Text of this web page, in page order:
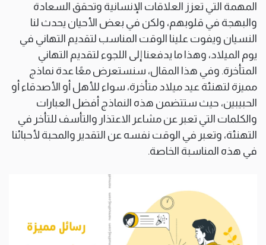
المهمة التي تعزز العلاقات الإنسانية وتحقق السعادة
والبهجة في قلوبهم، ولكن في بعض الأحيان يحدث لنا
النسيان ويفوت علينا الوقت المناسب لتقديم التهاني في
يوم الميلاد، وهذا ما يدفعنا إلى اللجوء لتقديم التهاني
المتأخرة. وفي هذا المقال، سنستعرض معًا عدة نماذج
مميزة لتهنئة عيد ميلاد متأخرة، سواء للأهل أو الأصدقاء أو
الحبيبين، حيث ستتضمن هذه النماذج أفضل العبارات
والكلمات التي تعبر عن مشاعر الاعتذار والتأسف للتأخر في
التهنئة، وتعبر في الوقت نفسه عن التقدير والمحبة لأحبائنا
في هذه المناسبة الخاصة.